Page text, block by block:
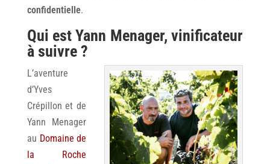
confidentielle.
Qui est Yann Menager, vinificateur
à suivre ?
L’aventure
d’Yves
Crépillon et de
Yann Menager
au Domaine de
la Roche